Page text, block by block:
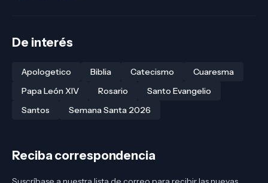
De interés
Apologetico Biblia Catecismo
Cuaresma
Papa León XIV
Rosario
Santo Evangelio
Santos
Semana Santa 2026
Reciba correspondencia